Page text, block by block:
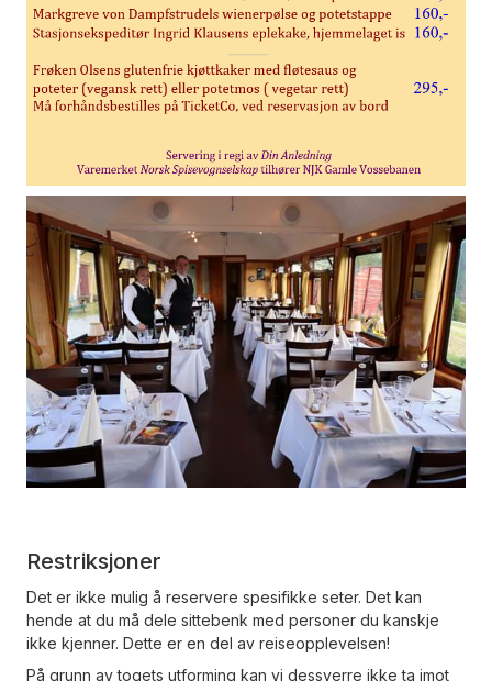
Restriksjoner
Det er ikke mulig å reservere spesifikke seter. Det kan
hende at du må dele sittebenk med personer du kanskje
ikke kjenner. Dette er en del av reiseopplevelsen!
På grunn av togets utforming kan vi dessverre ikke ta imot